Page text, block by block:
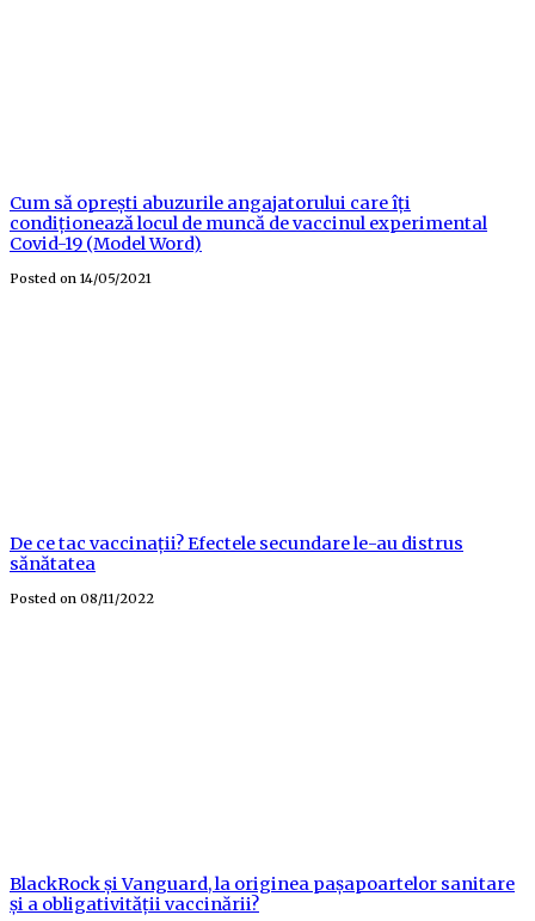
Cum să oprești abuzurile angajatorului care îți
condiționează locul de muncă de vaccinul experimental
Covid-19 (Model Word)
Posted on 14/05/2021
De ce tac vaccinații? Efectele secundare le-au distrus
sănătatea
Posted on 08/11/2022
BlackRock și Vanguard, la originea pașapoartelor sanitare
și a obligativității vaccinării?